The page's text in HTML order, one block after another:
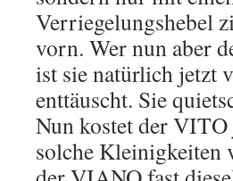
Verriegelungshebel
vorn. Wer nun aber
ist sie natürlich jetzt
enttäuscht. Sie
Nun kostet der VITO
solche Kleinigkeiten